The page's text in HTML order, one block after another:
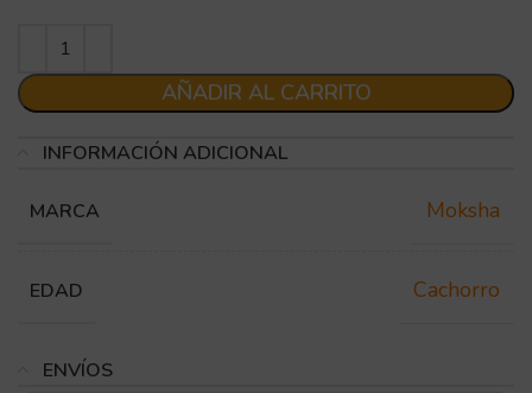
AÑADIR AL CARRITO
INFORMACIÓN ADICIONAL
MARCA Moksha
EDAD Cachorro
ENVÍOS